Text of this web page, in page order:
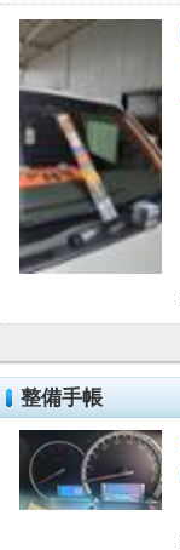
整備手帳